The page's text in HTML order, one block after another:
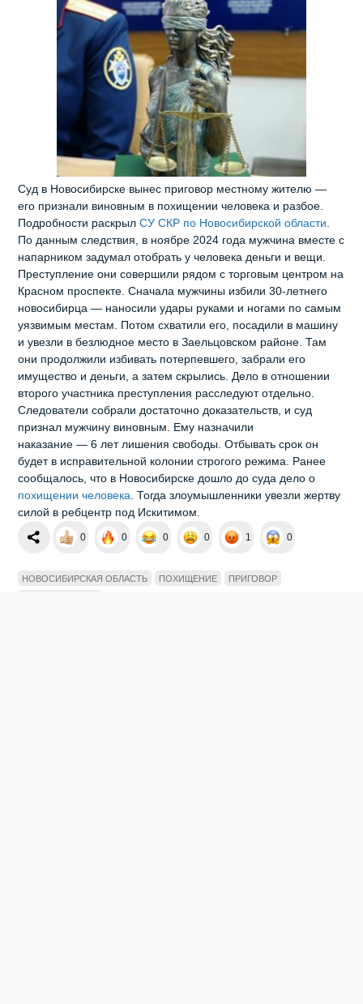
Суд в Новосибирске вынес приговор местному жителю —
его признали виновным в похищении человека и разбое.
Подробности раскрылСУ СКР по Новосибирской области
По данным следствия, в ноябре 2024 года мужчина вместе с
напарником задумал отобрать у человека деньги и вещи.
Преступление они совершили рядом с торговым центром на
Красном проспекте. Сначала мужчины избили 30‑летнего
новосибирца — наносили удары руками и ногами по самым
уязвимым местам. Потом схватили его, посадили в машину
и увезли в безлюдное место в Заельцовском районе. Там
они продолжили избивать потерпевшего, забрали его
имущество и деньги, а затем скрылись. Дело в отношении
второго участника преступления расследуют отдельно.
Следователи собрали достаточно доказательств, и суд
признал мужчину виновным. Ему назначили
наказание — 6 лет лишения свободы. Отбывать срок он
будет в исправительной колонии строгого режима. Ранее
сообщалось, что в Новосибирске дошло до суда дело о
похищении человека . Тогда злоумышленники увезли жертву
силой в ребцентр под Искитимом.
0 0 0 0 1 0
НОВОСИБИРСКАЯ ОБЛАСТЬ ПОХИЩЕНИЕ
ПРИГОВОР